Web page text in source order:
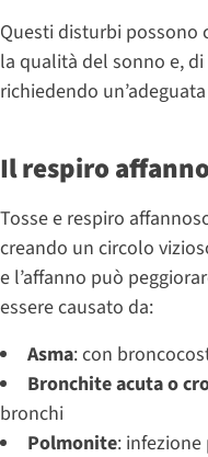
Questi disturbi
la qualità del sonno e,
richiedendo
Il respiro
Tosse e respiro
creando un circolo
e l’affanno può
essere causato da:
Asma: con
Bronchite acuta o
bronchi
Polmonite: